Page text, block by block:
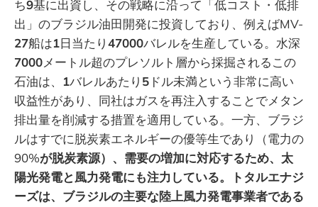
ち9基に出資し、その戦略に沿って「低コスト・低排
出」のブラジル油田開発に投資しており、例えばMV-
27船は1日当たり47000バレルを生産している。水深
7000メートル超のプレソルト層から採掘されるこの
石油は、 1バレルあたり 5 ドル未満という非常に高い
収益性があり、同社はガスを再注入することでメタン
排出量を削減する措置を適用している。一方、ブラジ
ルはすでに脱炭素エネルギーの優等生であり（電力の
90%が脱炭素源）、需要の増加に対応するため、太
陽光発電と風力発電にも注力している。トタルエナジ
ーズは、ブラジルの主要な陸上風力発電事業者である